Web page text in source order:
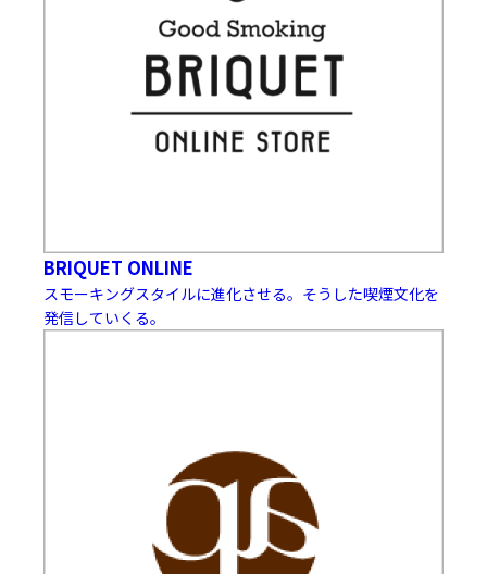
BRIQUET ONLINE
スモーキングスタイルに進化させる。そうした喫煙文化を
発信していくる。